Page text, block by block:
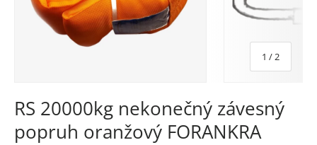
1 / z
2
RS 20000kg nekonečný závesný
popruh oranžový FORANKRA